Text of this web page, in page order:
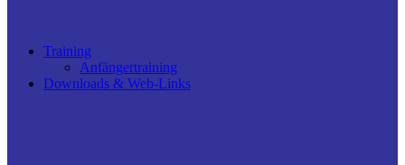
Training
Anfängertraining
Downloads & Web-Links